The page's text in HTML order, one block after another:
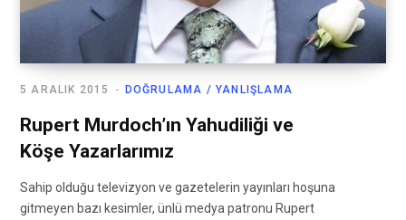
DOĞRULAMA / YANLIŞLAMA
5 ARALIK 2015
Rupert Murdoch’ın Yahudiliği ve
Köşe Yazarlarımız
Sahip olduğu televizyon ve gazetelerin yayınları hoşuna
gitmeyen bazı kesimler, ünlü medya patronu Rupert